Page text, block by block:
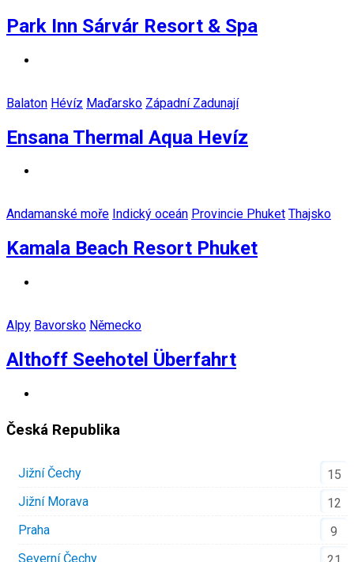
Park Inn Sárvár Resort & Spa
Balaton Hévíz Maďarsko Západní Zadunají
Ensana Thermal Aqua Hevíz
Andamanské moře Indický oceán Provincie Phuket Thajsko
Kamala Beach Resort Phuket
Alpy Bavorsko Německo
Althoff Seehotel Überfahrt
Česká Republika
Jižní Čechy
15
Jižní Morava
12
Praha
9
Severní Čechy